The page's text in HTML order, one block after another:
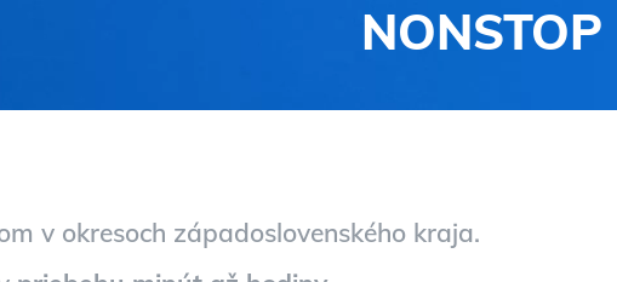
NONSTOP
v okresoch západoslovenského kraja.